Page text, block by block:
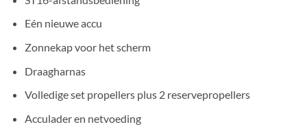
Eén nieuwe accu
Zonnekap voor het scherm
Draagharnas
Volledige set propellers plus 2 reservepropellers
Acculader en netvoeding